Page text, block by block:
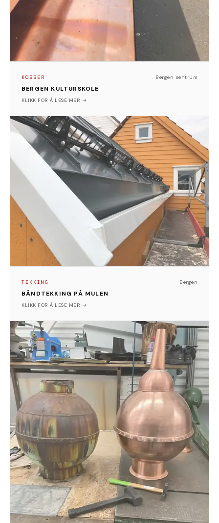
KOBBER Bergen sentrum
BERGEN KULTURSKOLE
KLIKK FOR Å LESE MER →
Vi vil rette en takk til våre samarbeidspartnere 7fjell
Entreprenør AS og Protan Entreprenør AS for et godt
og ryddig samarbeid gjennom prosjektet. Slike
prosjekter minner oss på hvorfor tradisjonelt
blikkenslagerarbeid fortsatt har sin naturlige plass i
moderne byggeprosjekter – og hvorfor godt
TEKKING Bergen
BÅNDTEKKING PÅ MULEN
KLIKK FOR Å LESE MER →
TEKKING
BÅNDTEKKING PÅ MULEN
Mer info kommer.
SPESIAL
KOBBER KUPPEL
Dette prosjektet var et samarbeid og oppdrag fra
Vestbo drift.